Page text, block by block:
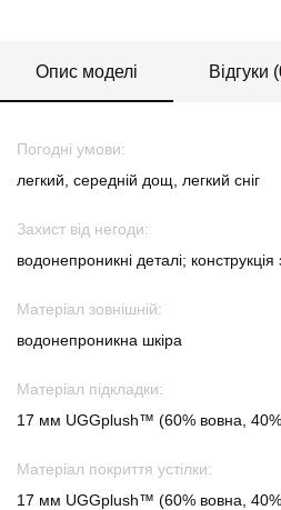
Опис моделі Відгуки
Погодні умови:
легкий, середній дощ, легкий сніг
Захист від негоди:
водонепроникні деталі;
Матеріал зовнішній:
водонепроникна шкіра
Матеріал підкладки:
17 мм UGGplush™ (60% вовна,
Матеріал покриття устілки:
17 мм UGGplush™ (60% вовна,